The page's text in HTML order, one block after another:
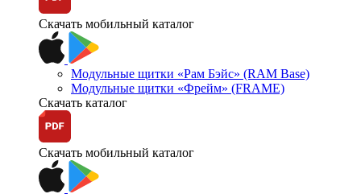
Скачать мобильный каталог
Модульные щитки «Рам Бэйс» (RAM Base)
Модульные щитки «Фрейм» (FRAME)
Скачать каталог
Скачать мобильный каталог